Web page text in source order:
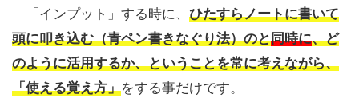
「インプット」する時に、 ひたすらノートに書いて
頭に叩き込む（青ペン書きなぐり法）のと同時に、ど
のように活用するか、ということを常に考えながら、
「使える覚え方」をする事だけです。